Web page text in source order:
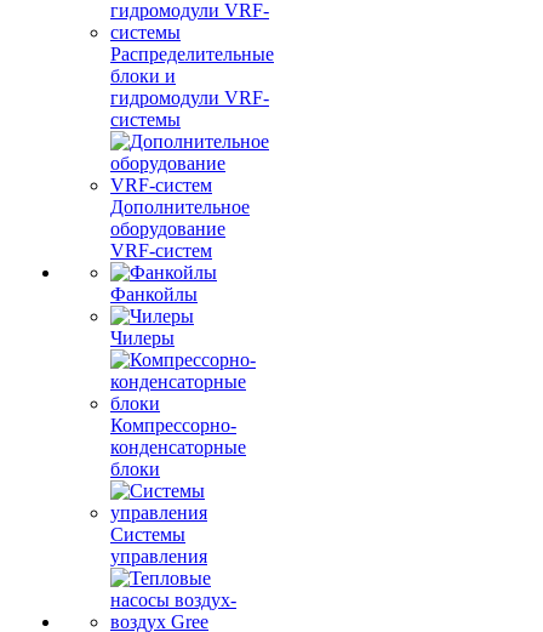
Распределительные
блоки и
гидромодули VRF-
системы
Дополнительное
оборудование
VRF-систем
Фанкойлы
Чилеры
Компрессорно-
конденсаторные
блоки
Системы
управления